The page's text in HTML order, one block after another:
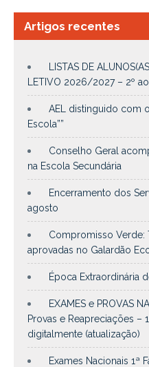
Artigos recentes
LISTAS DE
LETIVO 2026/2027 – 2º
AEL distinguido com
Escola””
Conselho Geral
na Escola Secundária
Encerramento dos
agosto
Compromisso Verde:
aprovadas no Galardão
Época Extraordinária
EXAMES e PROVAS
Provas e Reapreciações –
digitalmente (atualização)
Exames Nacionais 1ª